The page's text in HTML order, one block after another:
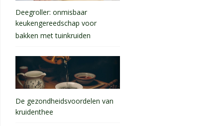
Deegroller: onmisbaar
keukengereedschap voor
bakken met tuinkruiden
De gezondheidsvoordelen van
kruidenthee